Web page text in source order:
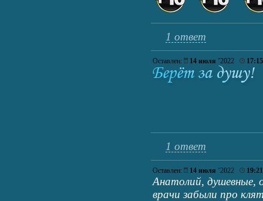
1 ответ
Оставлен: 14 июля ’2022 17:15
1 ответ
Оставлен: 14 июля ’2022 19:21
Анатолий, душевные,
врачи забыли про